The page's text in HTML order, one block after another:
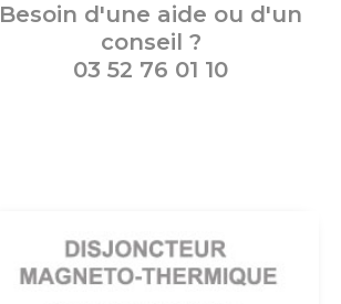
Besoin d'une aide ou d'un
conseil ?
03 52 76 01 10